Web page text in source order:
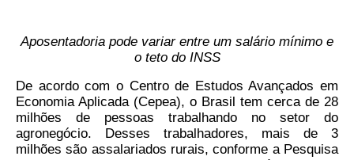
Aposentadoria pode variar entre um salário mínimo e
o teto do INSS
De acordo com o Centro de Estudos Avançados em
Economia Aplicada (Cepea), o Brasil tem cerca de 28
milhões de pessoas trabalhando no setor do
agronegócio. Desses trabalhadores, mais de 3
milhões são assalariados rurais, conforme a Pesquisa